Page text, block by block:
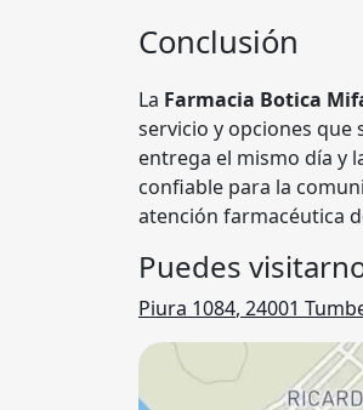
Conclusión
La Farmacia Botica
servicio y opciones que
entrega el mismo día y
confiable para la
atención farmacéutica
Puedes
Piura 1084, 24001